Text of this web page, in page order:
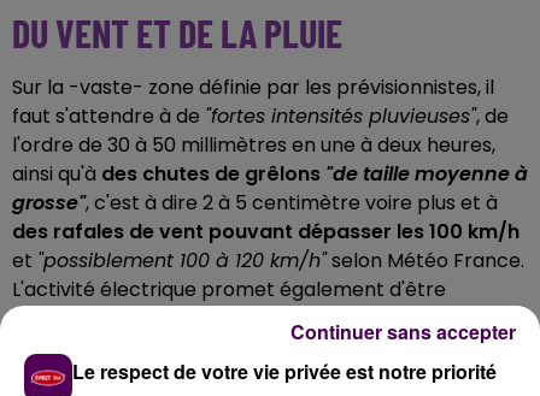
DU VENT ET DE LA PLUIE
Sur la -vaste- zone définie par les prévisionnistes, il
faut s'attendre à de "fortes intensités pluvieuses", de
l'ordre de 30 à 50 millimètres en une à deux heures,
ainsi qu'à des chutes de grêlons "de taille moyenne à
grosse", c'est à dire 2 à 5 centimètre voire plus et à
des rafales de vent pouvant dépasser les 100 km/h
et "possiblement 100 à 120 km/h"selon Météo France.
L'activité électrique promet également d'être
"intense"
"en cours de nuit".
Le respect de votre vie privée est notre priorité
Continuer sans accepter